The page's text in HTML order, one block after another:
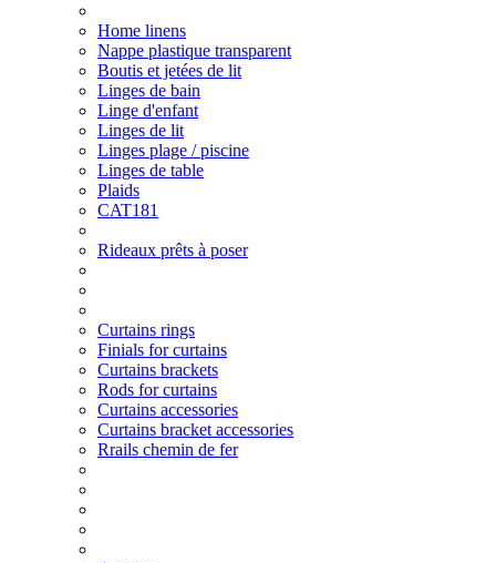
Home linens
Nappe plastique transparent
Boutis et jetées de lit
Linges de bain
Linge d'enfant
Linges de lit
Linges plage / piscine
Linges de table
Plaids
CAT181
Rideaux prêts à poser
Curtains rings
Finials for curtains
Curtains brackets
Rods for curtains
Curtains accessories
Curtains bracket accessories
Rrails chemin de fer